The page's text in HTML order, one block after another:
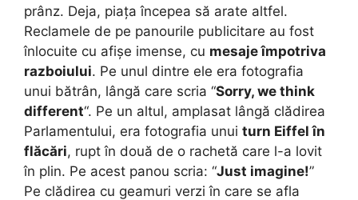
prânz. Deja, piața începea să arate altfel.
Reclamele de pe panourile publicitare au fost
înlocuite cu afișe imense, cu mesaje împotriva
razboiului. Pe unul dintre ele era fotografia
unui bătrân, lângă care scria “Sorry, we think
different“. Pe un altul, amplasat lângă clădirea
Parlamentului, era fotografia unui turn Eiffel în
flăcări, rupt în două de o rachetă care l-a lovit
în plin. Pe acest panou scria: “Just imagine!”
Pe clădirea cu geamuri verzi în care se afla